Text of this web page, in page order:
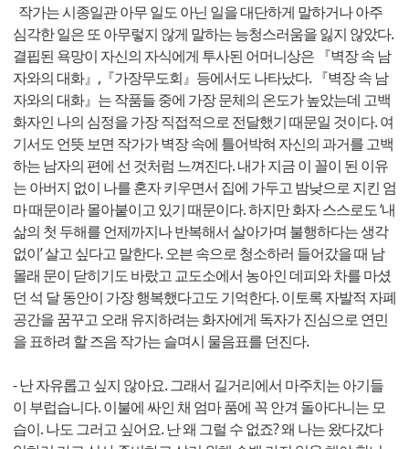
작가는 시종일관 아무 일도 아닌 일을 대단하게 말하거나 아주
심각한 일은 또 아무렇지 않게 말하는 능청스러움을 잃지 않았다.
결핍된 욕망이 자신의 자식에게 투사된 어머니상은 『벽장 속 남
자와의 대화』,『가장무도회』등에서도 나타났다. 『벽장 속 남
자와의 대화』는 작품들 중에 가장 문체의 온도가 높았는데 고백
화자인 나의 심정을 가장 직접적으로 전달했기 때문일 것이다. 여
기서도 언뜻 보면 작가가 벽장 속에 틀어박혀 자신의 과거를 고백
하는 남자의 편에 선 것처럼 느껴진다. 내가 지금 이 꼴이 된 이유
는 아버지 없이 나를 혼자 키우면서 집에 가두고 밤낮으로 지킨 엄
마 때문이라 몰아붙이고 있기 때문이다. 하지만 화자 스스로도 ‘내
삶의 첫 두해를 언제까지나 반복해서 살아가며 불행하다는 생각
없이’ 살고 싶다고 말한다. 오븐 속으로 청소하러 들어갔을 때 남
몰래 문이 닫히기도 바랐고 교도소에서 농아인 데피와 차를 마셨
던 석 달 동안이 가장 행복했다고도 기억한다. 이토록 자발적 자폐
공간을 꿈꾸고 오래 유지하려는 화자에게 독자가 진심으로 연민
을 표하려 할 즈음 작가는 슬며시 물음표를 던진다.
- 난 자유롭고 싶지 않아요. 그래서 길거리에서 마주치는 아기들
이 부럽습니다. 이불에 싸인 채 엄마 품에 꼭 안겨 돌아다니는 모
습이. 나도 그러고 싶어요. 난 왜 그럴 수 없죠? 왜 나는 왔다갔다